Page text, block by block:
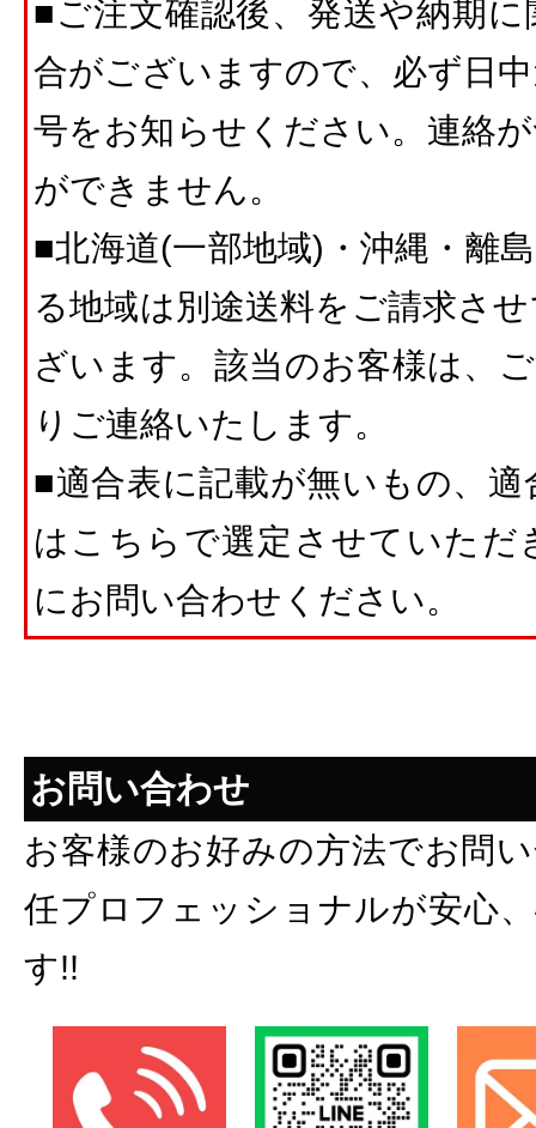
■ご注文確認後、発送や納期
合がございますので、必ず日
号をお知らせください。連絡
ができません。
■北海道(一部地域)・沖縄・離
る地域は別途送料をご請求さ
ざいます。該当のお客様は、
りご連絡いたします。
■適合表に記載が無いもの、
はこちらで選定させていただ
にお問い合わせください。
お問い合わせ
お客様のお好みの方法でお問
任プロフェッショナルが安心
す!!